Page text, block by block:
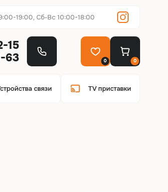
19:00, Сб-Вс 10:00-18:00
15
63
0 0
связи TV приставки